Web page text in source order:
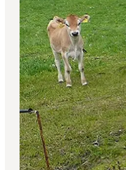
Reiseplanung